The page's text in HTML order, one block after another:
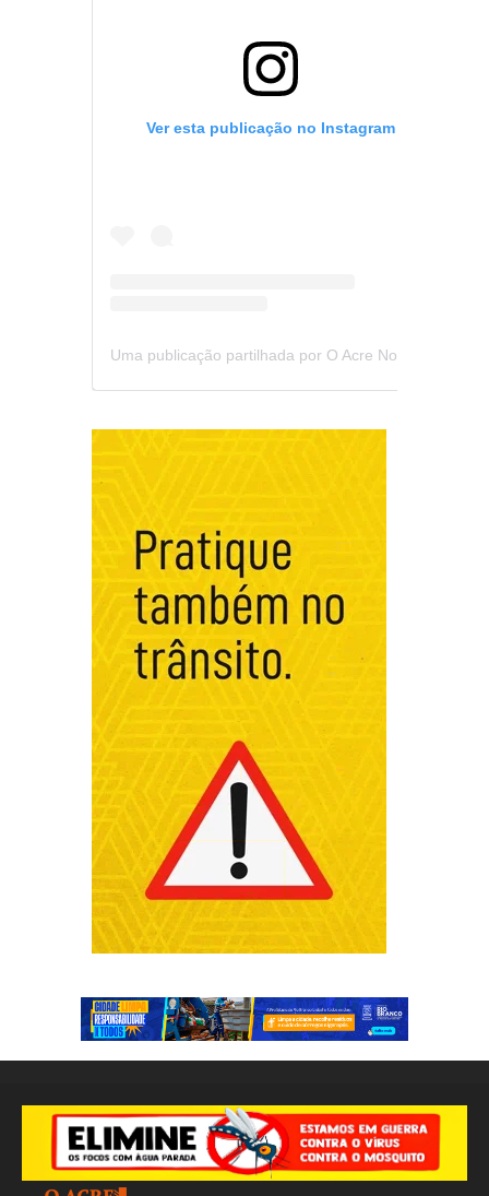
Ver esta publicação no Instagram